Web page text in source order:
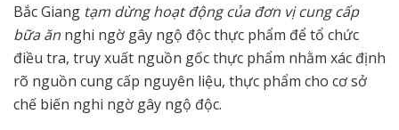
Bắc Giang tạm dừng hoạt động của đơn vị cung cấp
bữa ăn nghi ngờ gây ngộ độc thực phẩm để tổ chức
điều tra, truy xuất nguồn gốc thực phẩm nhằm xác định
rõ nguồn cung cấp nguyên liệu, thực phẩm cho cơ sở
chế biến nghi ngờ gây ngộ độc.